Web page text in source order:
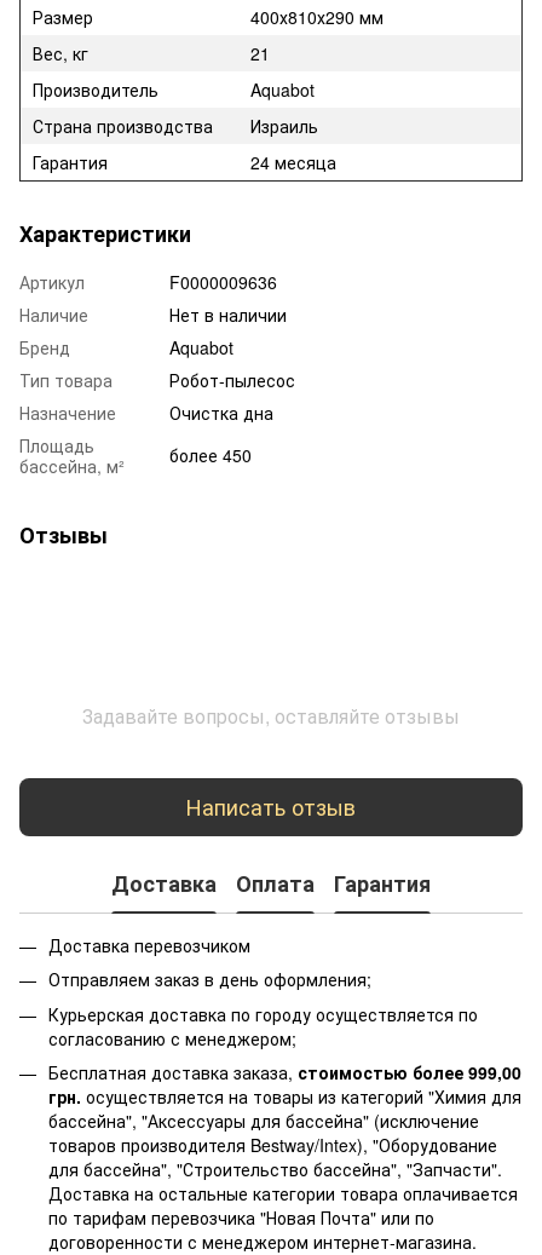
Размер
400х810х290 мм
Вес, кг
21
Производитель
Aquabot
Страна производства
Израиль
Гарантия
24 месяца
Характеристики
Артикул
F0000009636
Наличие
Нет в наличии
Бренд
Aquabot
Тип товара
Робот-пылесос
Назначение
Очистка дна
Площадь
бассейна, м²
более 450
Отзывы
Задавайте вопросы, оставляйте отзывы
Написать отзыв
Доставка Оплата Гарантия
Доставка перевозчиком
Отправляем заказ в день оформления;
Курьерская доставка по городу осуществляется по
согласованию с менеджером;
Бесплатная доставка заказа, стоимостью более 999,00
грн. осуществляется на товары из категорий "Химия для
бассейна", "Аксессуары для бассейна" (исключение
товаров производителя Bestway/Intex), "Оборудование
для бассейна", "Строительство бассейна", "Запчасти".
Доставка на остальные категории товара оплачивается
по тарифам перевозчика "Новая Почта" или по
договоренности с менеджером интернет-магазина.